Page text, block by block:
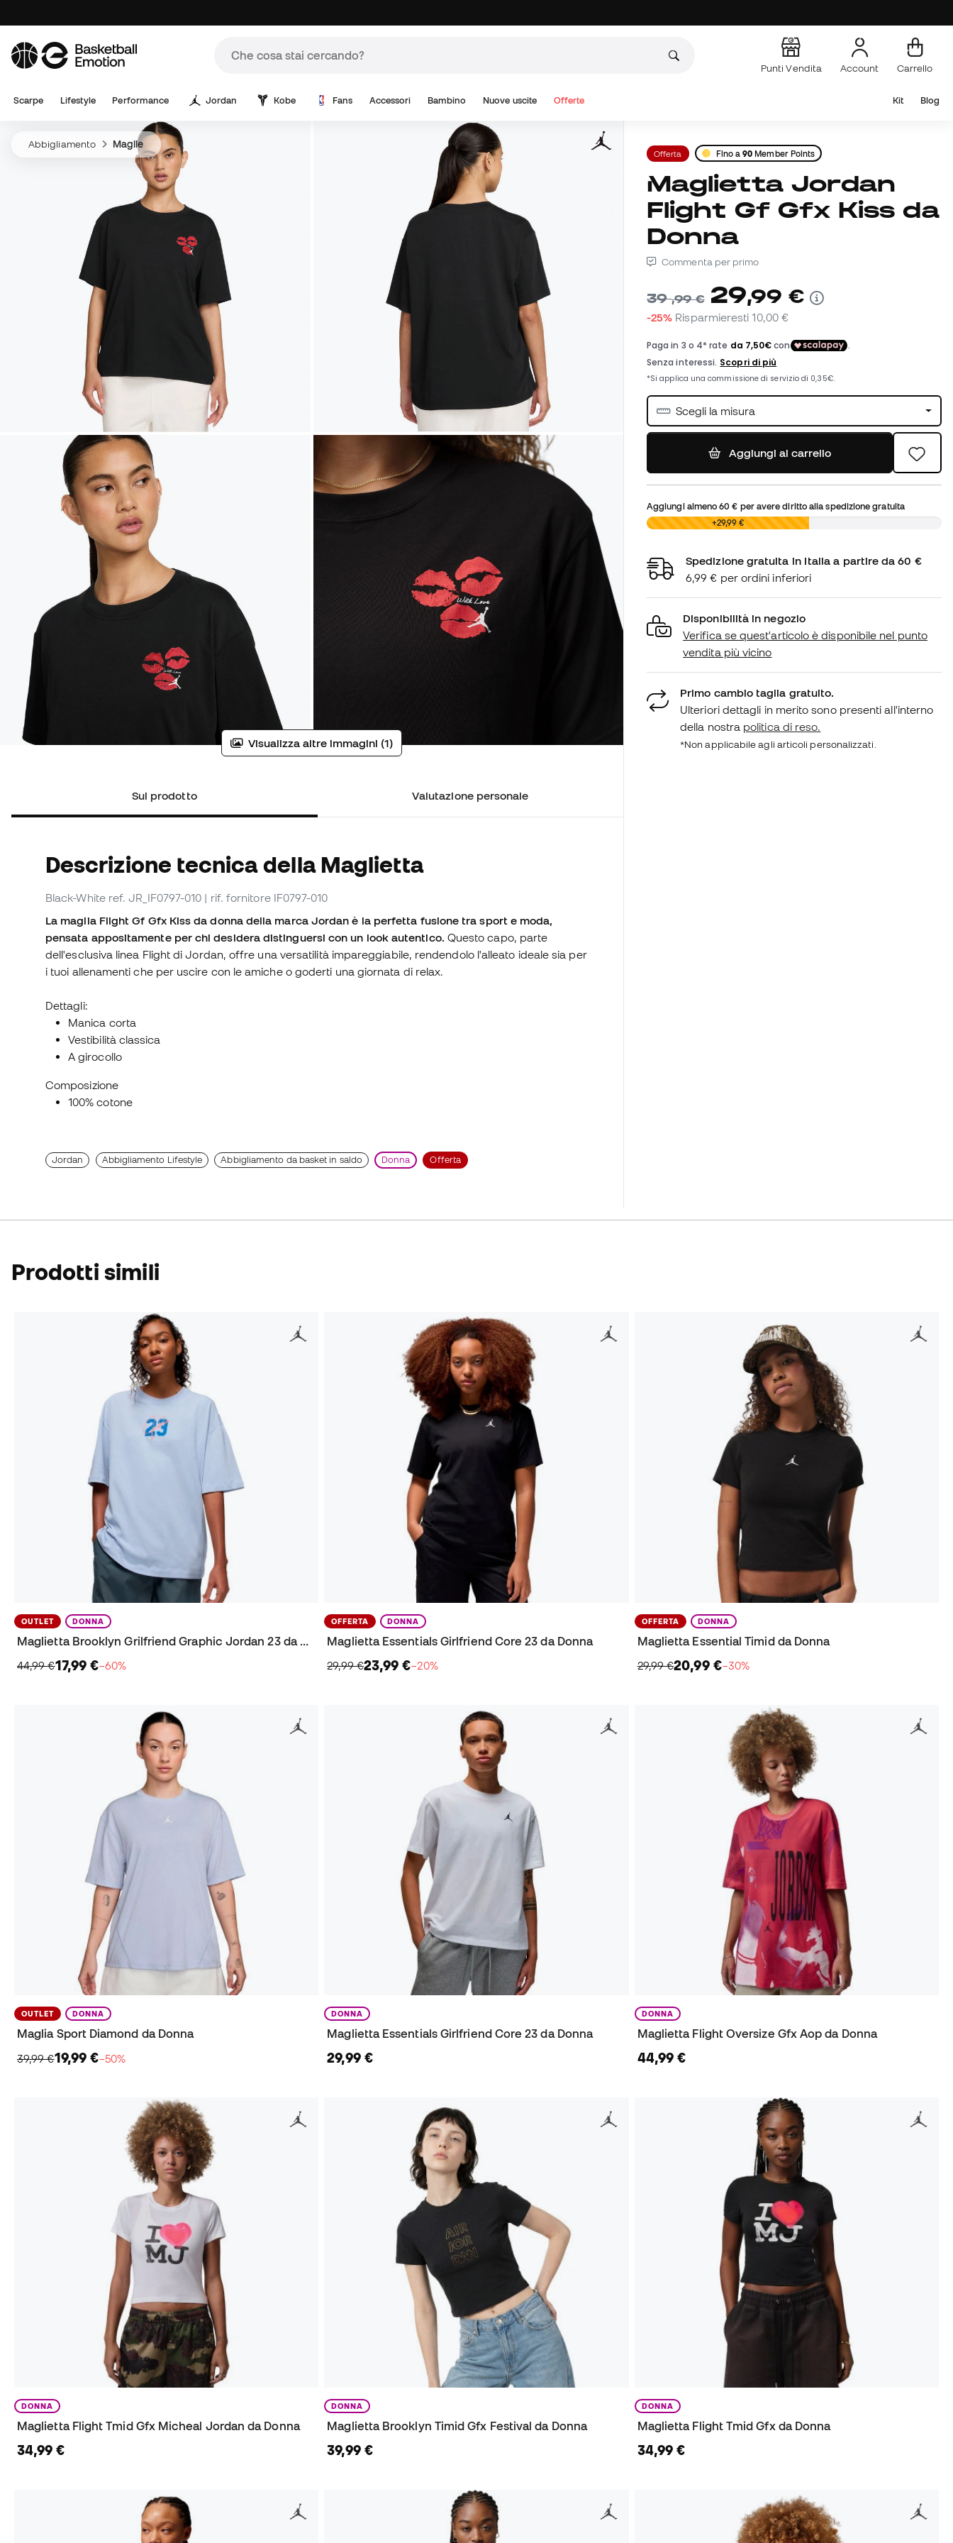
Punti Vendita Account Carrello
Scarpe Lifestyle Performance Jordan Kobe Fans Accessori Bambino Nuove uscite Offerte Kit Blog
Abbigliamento Maglie
Visualizza altre immagini (1)
Sul prodotto Valutazione personale
Descrizione tecnica della Maglietta
Black-White ref. JR_IF0797-010 | rif. fornitore IF0797-010
La maglia Flight Gf Gfx Kiss da donna della marca Jordan è la perfetta fusione tra sport e moda,
pensata appositamente per chi desidera distinguersi con un look autentico. Questo capo, parte
dell'esclusiva linea Flight di Jordan, offre una versatilità impareggiabile, rendendolo l'alleato ideale sia per
i tuoi allenamenti che per uscire con le amiche o goderti una giornata di relax.
Dettagli:
Manica corta
Vestibilità classica
A girocollo
Composizione
100% cotone
Jordan Abbigliamento Lifestyle Abbigliamento da basket in saldo Donna Offerta
Offerta Fino a90 Member Points
Maglietta Jordan
Flight Gf Gfx Kiss da
Donna
Commenta per primo
39,99 € 29,99 €
-25% Risparmieresti10,00 €
Scegli la misura
Aggiungi al carrello
Aggiungi almeno60 € per avere diritto alla spedizione gratuita
0,00 € +29,99 €
Spedizione gratuita in Italia a partire da 60 €
6,99 € per ordini inferiori
Disponibilità in negozio
Verifica se quest'articolo è disponibile nel punto
vendita più vicino
Primo cambio taglia gratuito.
Ulteriori dettagli in merito sono presenti all'interno
della nostra politica di reso.
*Non applicabile agli articoli personalizzati.
Prodotti simili
OUTLET DONNA
Maglietta Brooklyn Grilfriend Graphic Jordan 23 da Donna
44,99 €17,99 €−60%
OFFERTA DONNA
Maglietta Essentials Girlfriend Core 23 da Donna
29,99 €23,99 €−20%
OFFERTA DONNA
Maglietta Essential Timid da Donna
29,99 €20,99 €−30%
OUTLET DONNA
Maglia Sport Diamond da Donna
39,99 €19,99 €−50%
DONNA
Maglietta Essentials Girlfriend Core 23 da Donna
29,99 €
DONNA
Maglietta Flight Oversize Gfx Aop da Donna
44,99 €
DONNA
Maglietta Flight Tmid Gfx Micheal Jordan da Donna
34,99 €
DONNA
Maglietta Brooklyn Timid Gfx Festival da Donna
39,99 €
DONNA
Maglietta Flight Tmid Gfx da Donna
34,99 €